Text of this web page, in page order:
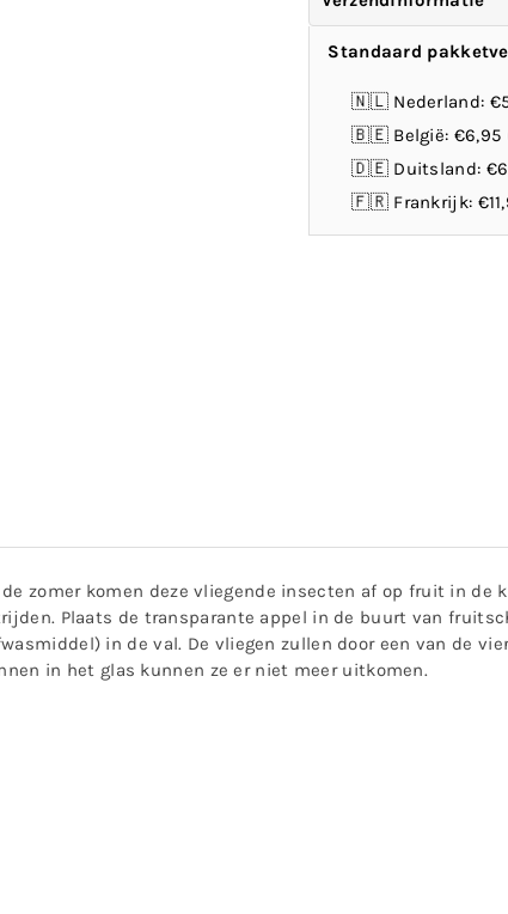
Standaard
🇳🇱 Nederland:
🇧🇪 België: €6,95
🇩🇪 Duitsland:
🇫🇷 Frankrijk:
zomer komen deze vliegende insecten af op fruit in de
Plaats de transparante appel in de buurt van
in de val. De vliegen zullen door een van de
in het glas kunnen ze er niet meer uitkomen.